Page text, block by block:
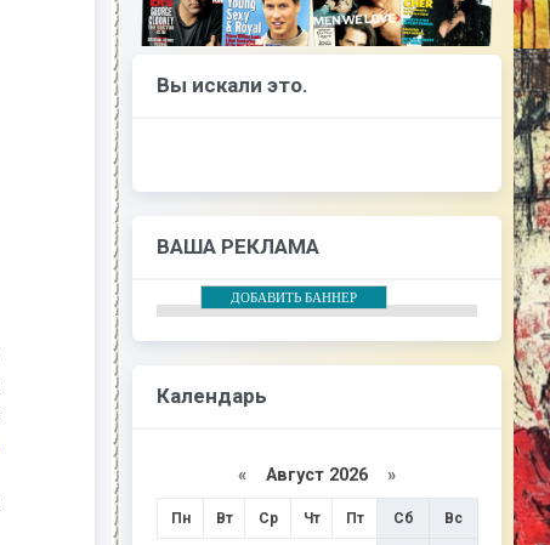
Вы искали это.
ВАША РЕКЛАМА
ДОБАВИТЬ БАННЕР
Календарь
« Август 2026 »
Пн Вт Ср Чт Пт Сб Вс